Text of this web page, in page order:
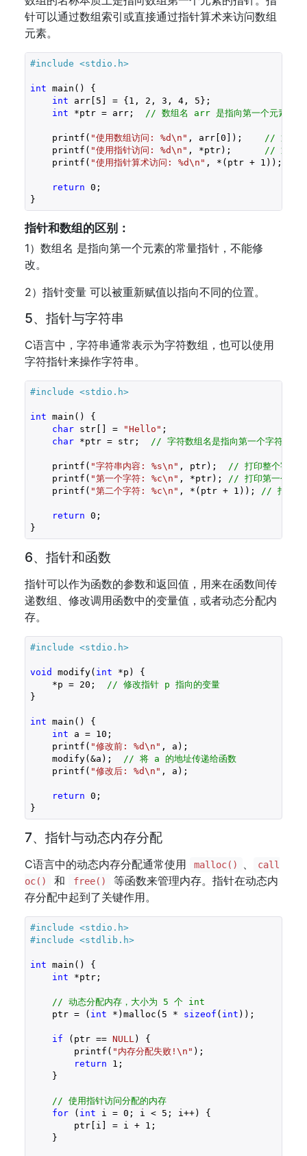
针可以通过数组索引或直接通过指针算术来访问数组
元素。
#include <stdio.h>
int main() {
int arr[ 5 ] = {1 , 2 , 3 , 4, 5};
int *ptr = arr; // 数组名 arr 是指向第一个元素的指
    printf(
"使用数组访问: %d\n" , arr[0 ]);
// 通过数
    printf(
"使用指针访问: %d\n" , *ptr);
// 通过指
    printf(
"使用指针算术访问: %d\n" , *(ptr + 1 ));
return 0 ;
指针和数组的区别：
1）数组名 是指向第一个元素的常量指针，不能修
改。
2）指针变量 可以被重新赋值以指向不同的位置。
5、指针与字符串
C语言中，字符串通常表示为字符数组，也可以使用
字符指针来操作字符串。
#include <stdio.h>
int main() {
char str[] = "Hello" ;
char *ptr = str; // 字符数组名是指向第一个字符的指
    printf(
"字符串内容: %s\n" , ptr);
// 打印整个字符串
    printf(
"第一个字符: %c\n" , *ptr);
// 打印第一个字符
    printf(
"第二个字符: %c\n" , *(ptr + 1 )); // 打印第
return 0 ;
6、指针和函数
指针可以作为函数的参数和返回值，用来在函数间传
递数组、修改调用函数中的变量值，或者动态分配内
存。
#include <stdio.h>
void modify( int *p) {
    *p =
20 ;
// 修改指针 p 指向的变量
}
int main() {
int a = 10 ;
    printf(
"修改前: %d\n" , a);
    modify(&a);
// 将 a 的地址传递给函数
    printf(
"修改后: %d\n" , a);
return 0 ;
7、指针与动态内存分配
C语言中的动态内存分配通常使用 malloc() 、
call
oc()
和 free()
等函数来管理内存。指针在动态内
存分配中起到了关键作用。
#include <stdio.h>
#include <stdlib.h>
int main() {
int *ptr;
// 动态分配内存，大小为 5 个 int
    ptr = (
int *)malloc( 5 * sizeof ( int ));
if (ptr == NULL ) {
        printf(
"内存分配失败!\n" );
return
1 ;
    }
// 使用指针访问分配的内存
for ( int i = 0 ; i < 5 ; i++) {
        ptr[i] = i +
1 ;
    }